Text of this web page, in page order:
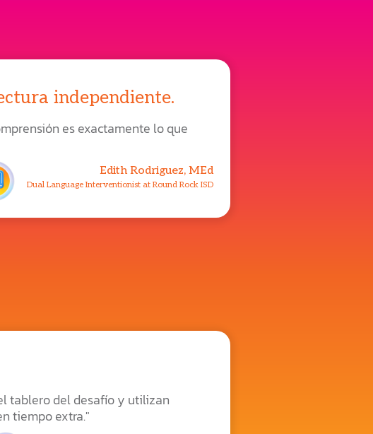
independiente.
es exactamente lo que
Edith Rodriguez, MEd
Dual Language Interventionist at Round Rock ISD
tablero del desafío y utilizan
tiempo extra."